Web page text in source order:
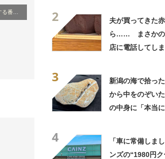
2
夫が買ってきた
ら…… まさかの
店に電話してしま
3
新潟の海で拾っ
から中をのぞい
の中身に「本当
4
「車に常備しま
ンズの“1980円